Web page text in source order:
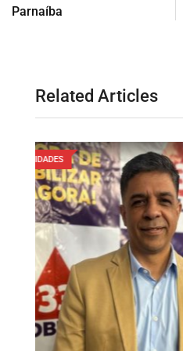
Parnaíba
Related Articles
CIDADES